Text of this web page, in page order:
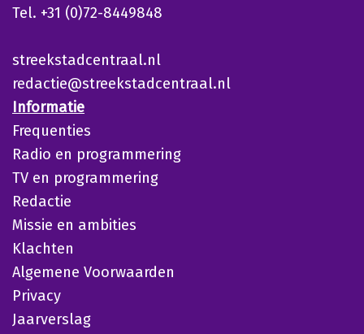
Tel. +31 (0)72-8449848
streekstadcentraal.nl
redactie@streekstadcentraal.nl
Informatie
Frequenties
Radio en programmering
TV en programmering
Redactie
Missie en ambities
Klachten
Algemene Voorwaarden
Privacy
Jaarverslag